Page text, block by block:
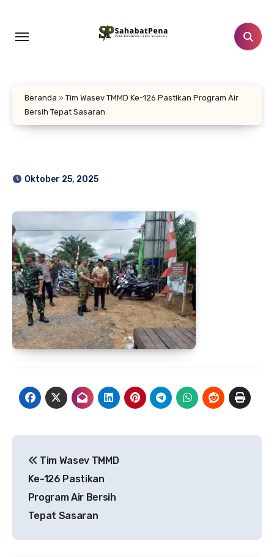
konten
Beranda » Tim Wasev TMMD Ke-126 Pastikan Program Air
Bersih Tepat Sasaran
Oktober 25, 2025
pos
Tim Wasev TMMD
Ke-126 Pastikan
Program Air Bersih
Tepat Sasaran